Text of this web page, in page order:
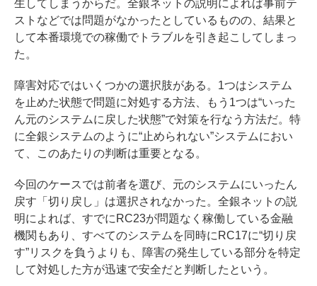
生してしまうからだ。全銀ネットの説明によれば事前テ
ストなどでは問題がなかったとしているものの、結果と
して本番環境での稼働でトラブルを引き起こしてしまっ
た。
障害対応ではいくつかの選択肢がある。1つはシステム
を止めた状態で問題に対処する方法、もう1つは“いった
ん元のシステムに戻した状態”で対策を行なう方法だ。特
に全銀システムのように“止められない”システムにおい
て、このあたりの判断は重要となる。
今回のケースでは前者を選び、元のシステムにいったん
戻す「切り戻し」は選択されなかった。全銀ネットの説
明によれば、すでにRC23が問題なく稼働している金融
機関もあり、すべてのシステムを同時にRC17に“切り戻
す”リスクを負うよりも、障害の発生している部分を特定
して対処した方が迅速で安全だと判断したという。